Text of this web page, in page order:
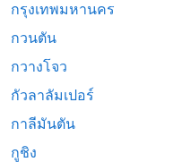
กรุงเทพมหานคร
กวนตัน
กวางโจว
กัวลาลัมเปอร์
กาลีมันตัน
กูชิง